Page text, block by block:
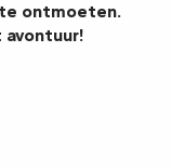
ontmoeten.